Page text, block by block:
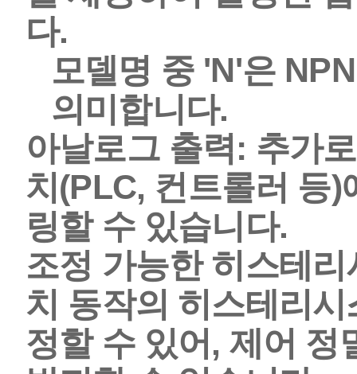
다.
모델명 중 'N'은 NPN
의미합니다.
아날로그 출력: 추가
치(PLC, 컨트롤러 등
링할 수 있습니다.
조정 가능한 히스테
치 동작의 히스테리
정할 수 있어, 제어 정